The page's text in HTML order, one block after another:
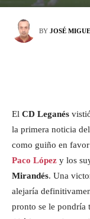
BY JOSÉ
El CD Leganés
la primera noticia
como guiño en favor
Paco López y los
Mirandés. Una
alejaría
pronto se le pondría